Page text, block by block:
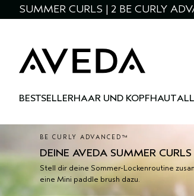
SUMMER CURLS | 2 BE CURLY
BESTSELLERHAAR UND KOPFHAUT
BE CURLY ADVANCED™
DEINE AVEDA SUMMER CURLS
Stell dir deine Sommer-Lockenroutine
eine Mini paddle brush dazu.